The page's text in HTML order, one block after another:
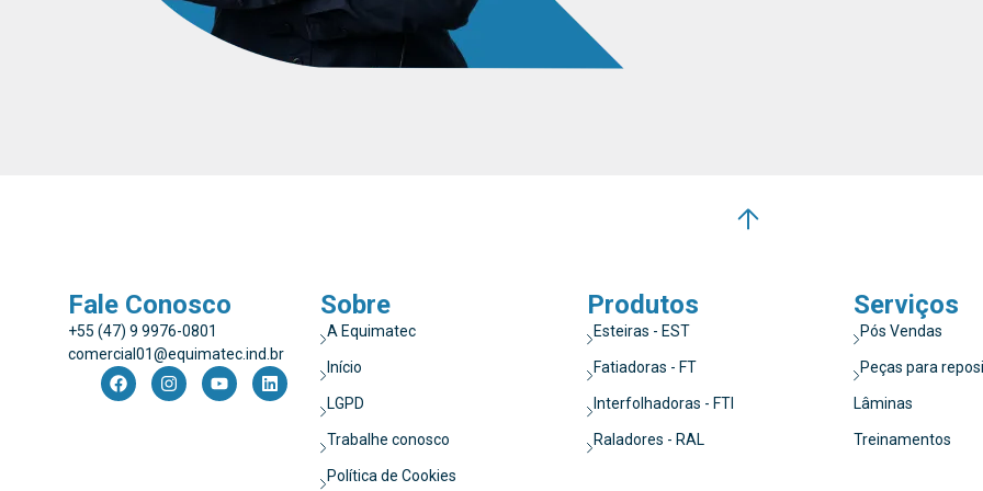
Fale Conosco
+55 (47) 9 9976-0801
comercial01@equimatec.ind.br
Sobre
A Equimatec
Início
LGPD
Trabalhe conosco
Política de Cookies
Produtos
Esteiras - EST
Fatiadoras - FT
Interfolhadoras - FTI
Raladores - RAL
Serviços
Pós Vendas
Peças para
Lâminas
Treinamentos